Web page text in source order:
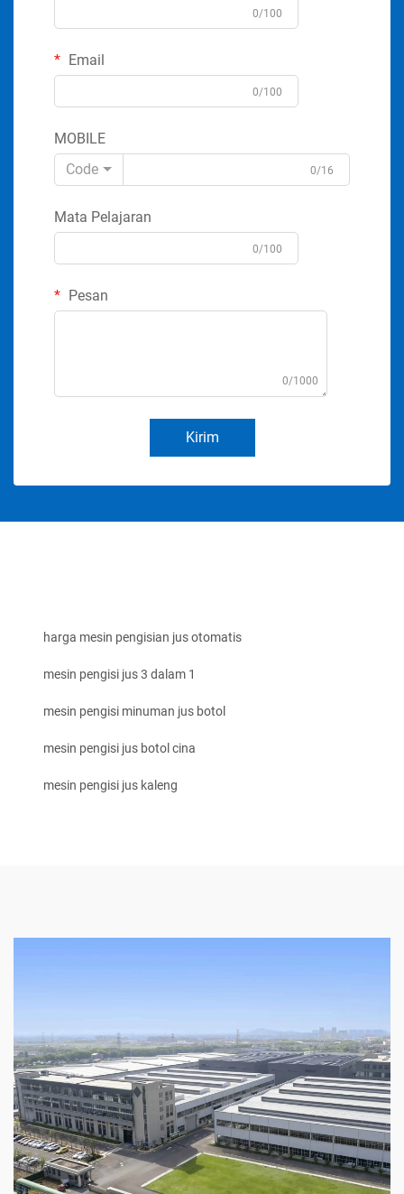
0/100
Email
0/100
MOBILE
Code
0/16
Mata Pelajaran
0/100
Pesan
0/1000
Kirim
harga mesin pengisian jus otomatis
mesin pengisi jus 3 dalam 1
mesin pengisi minuman jus botol
mesin pengisi jus botol cina
mesin pengisi jus kaleng